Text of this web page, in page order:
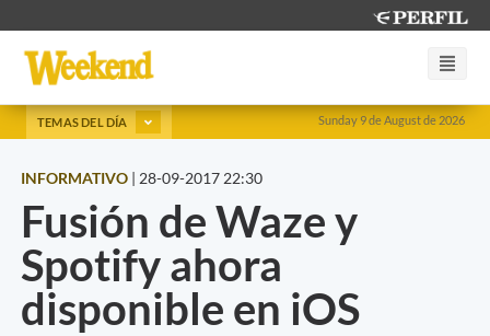
Sunday 9 de August de 2026
TEMAS DEL DÍA
INFORMATIVO | 28-09-2017 22:30
Fusión de Waze y
Spotify ahora
disponible en iOS